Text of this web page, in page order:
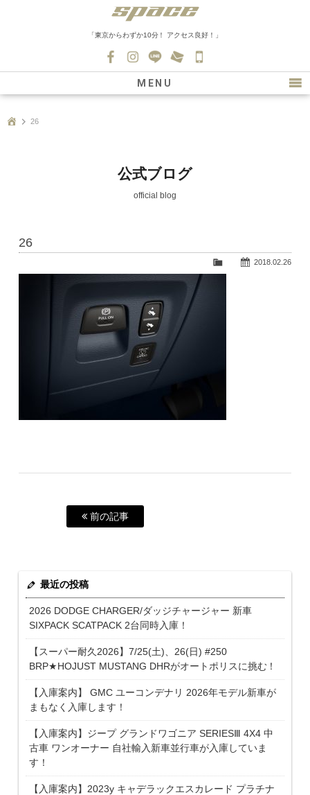
「東京からわずか10分！ アクセス良好！」
0139
MENU
新車情報
在庫車情報
会社紹介
スタッフ募集
26
公式ブログ
official blog
26
2018.02.26
前の記事
最近の投稿
2026 DODGE CHARGER/ダッジチャージャー 新車
SIXPACK SCATPACK 2台同時入庫！
【スーパー耐久2026】7/25(土)、26(日) #250
BRP★HOJUST MUSTANG DHRがオートポリスに挑む！
【入庫案内】 GMC ユーコンデナリ 2026年モデル新車が
まもなく入庫します！
【入庫案内】ジープ グランドワゴニア SERIESⅢ 4X4 中
古車 ワンオーナー 自社輸入新車並行車が入庫していま
す！
【入庫案内】2023y キャデラックエスカレード プラチナ